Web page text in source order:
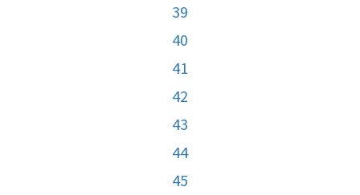
39
40
41
42
43
44
45